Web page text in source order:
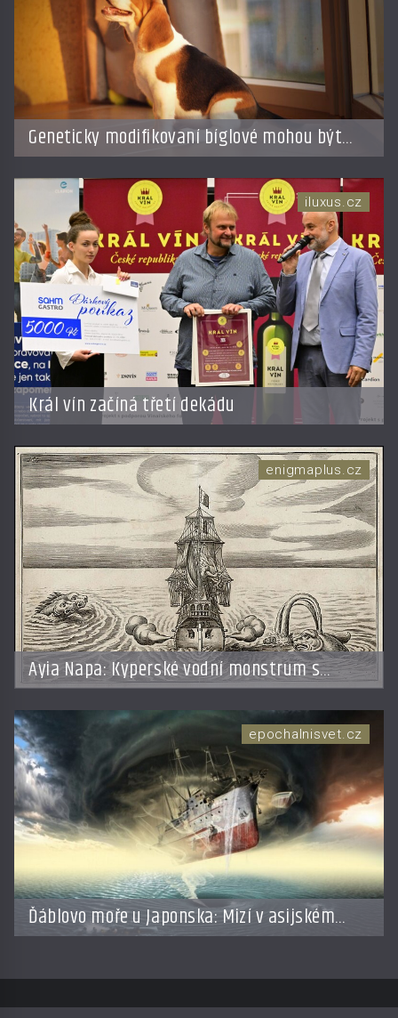
Geneticky modifikovaní bíglové mohou být
nadějí pro alergiky
Král vín začíná třetí dekádu
iluxus.cz
Ayia Napa: Kyperské vodní monstrum s
mírumilovnou povahou
enigmaplus.cz
Ďáblovo moře u Japonska: Mizí v asijském
Bermudském trojúhelníku lodě ve spárech
epochalnisvet.cz